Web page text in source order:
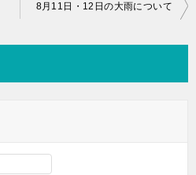
8月11日・12日の大雨について